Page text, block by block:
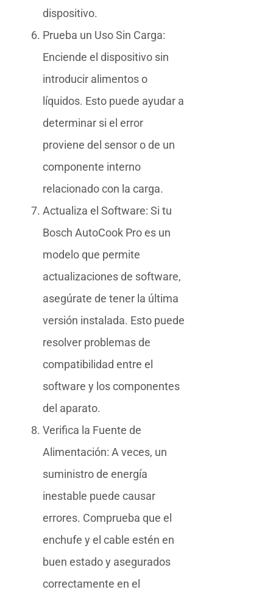
dispositivo.
Prueba un Uso Sin Carga:
Enciende el dispositivo sin
introducir alimentos o
líquidos. Esto puede ayudar a
determinar si el error
proviene del sensor o de un
componente interno
relacionado con la carga.
Actualiza el Software: Si tu
Bosch AutoCook Pro es un
modelo que permite
actualizaciones de software,
asegúrate de tener la última
versión instalada. Esto puede
resolver problemas de
compatibilidad entre el
software y los componentes
del aparato.
Verifica la Fuente de
Alimentación: A veces, un
suministro de energía
inestable puede causar
errores. Comprueba que el
enchufe y el cable estén en
buen estado y asegurados
correctamente en el